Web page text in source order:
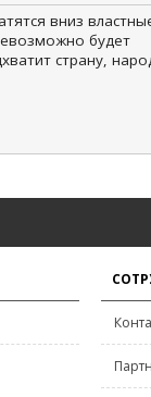
вниз
будет
страну,